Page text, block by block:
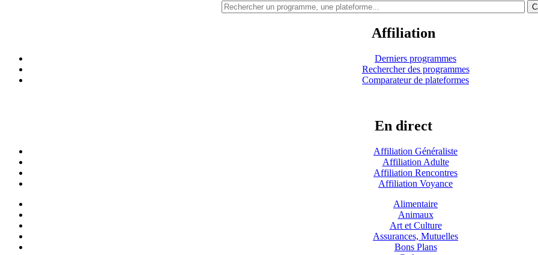
Affiliation
Derniers programmes
Rechercher des programmes
Comparateur de plateformes
En direct
Affiliation Généraliste
Affiliation Adulte
Affiliation Rencontres
Affiliation Voyance
Alimentaire
Animaux
Art et Culture
Assurances, Mutuelles
Bons Plans